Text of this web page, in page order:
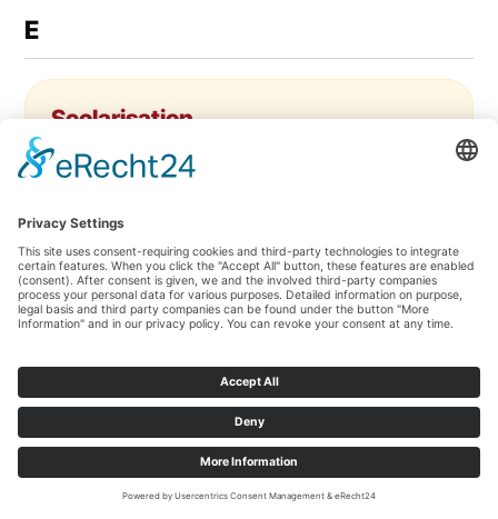
E
Scolarisation
Stress, excitation, anticipation, angoisse : les sentiments liés à
l'entrée à l'école peuvent être très différents. Mais cette
comme pour les parents. Quelques conseils et réflexions du
médecin à ce sujet. Ses trois enfants ont déjà passé le cap de
l'école, il sait donc très bien de quoi il parle :-).
Vidéo &amp; infos
Protéines en poudre / shakes